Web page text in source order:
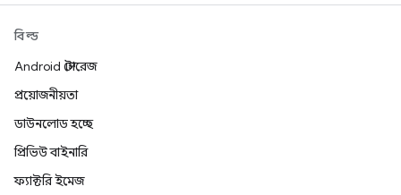
বিল্ড
Android স্টোরেজ
প্রয়োজনীয়তা
ডাউনলোড হচ্ছে
প্রিভিউ বাইনারি
ফ্যাক্টরি ইমেজ